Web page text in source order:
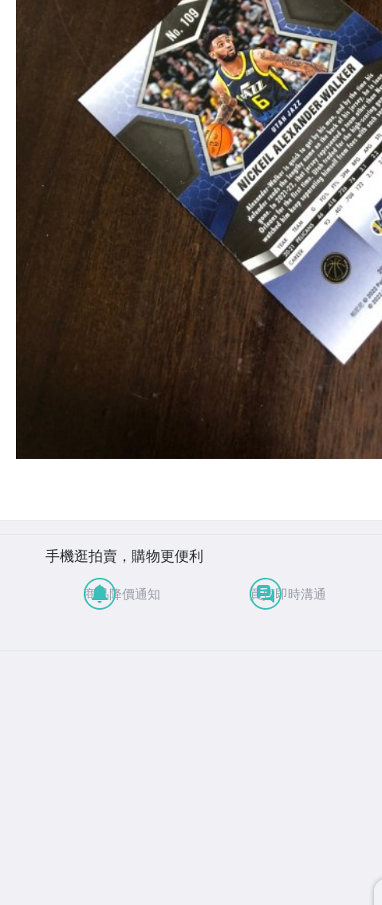
手機逛拍賣，購物更便利
商品降價通知 買賣即時溝通